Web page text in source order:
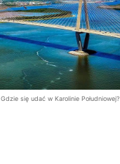
Gdzie się udać w Karolinie Południowej?